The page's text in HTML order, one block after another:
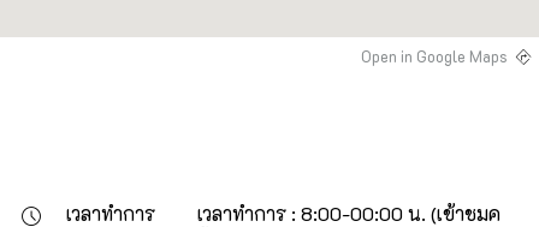
Open in Google Maps
เวลาทำการ
เวลาทำการ : 8:00-00:00 น. (เข้าชมค